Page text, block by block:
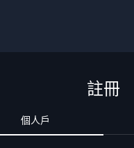
註冊
個人戶